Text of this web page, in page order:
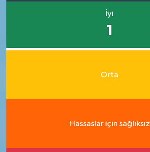
İyi
1
Orta
Hassaslar için sağlıksız